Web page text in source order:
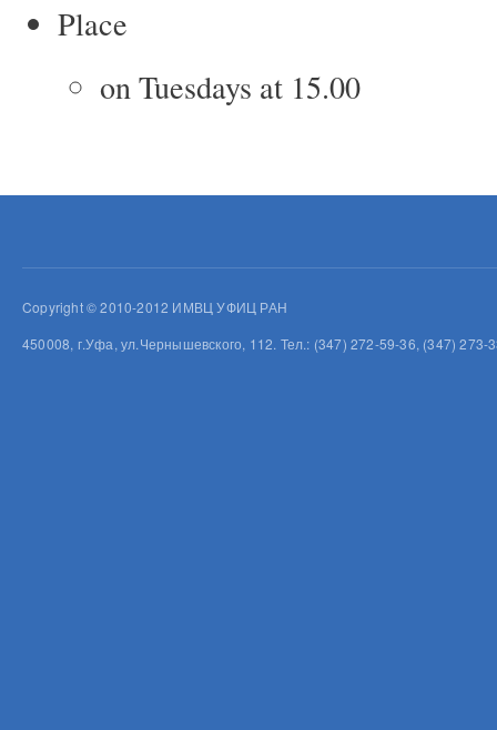
Place
on Tuesdays at 15.00
Copyright © 2010-2012 ИМВЦ УФИЦ РАН
450008, г.Уфа, ул.Чернышевского, 112. Тел.: (347) 272-59-36, (347)